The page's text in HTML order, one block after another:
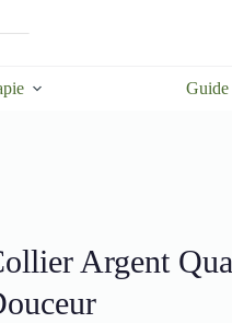
Guide
Argent